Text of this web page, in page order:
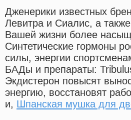
Дженерики известных
Левитра и Сиалис, а
Вашей жизни более
Синтетические гормоны
силы, энергии
БАДы и препараты:
Экдистерон повысят
энергию, восстановят
и, Шпанская мушка для